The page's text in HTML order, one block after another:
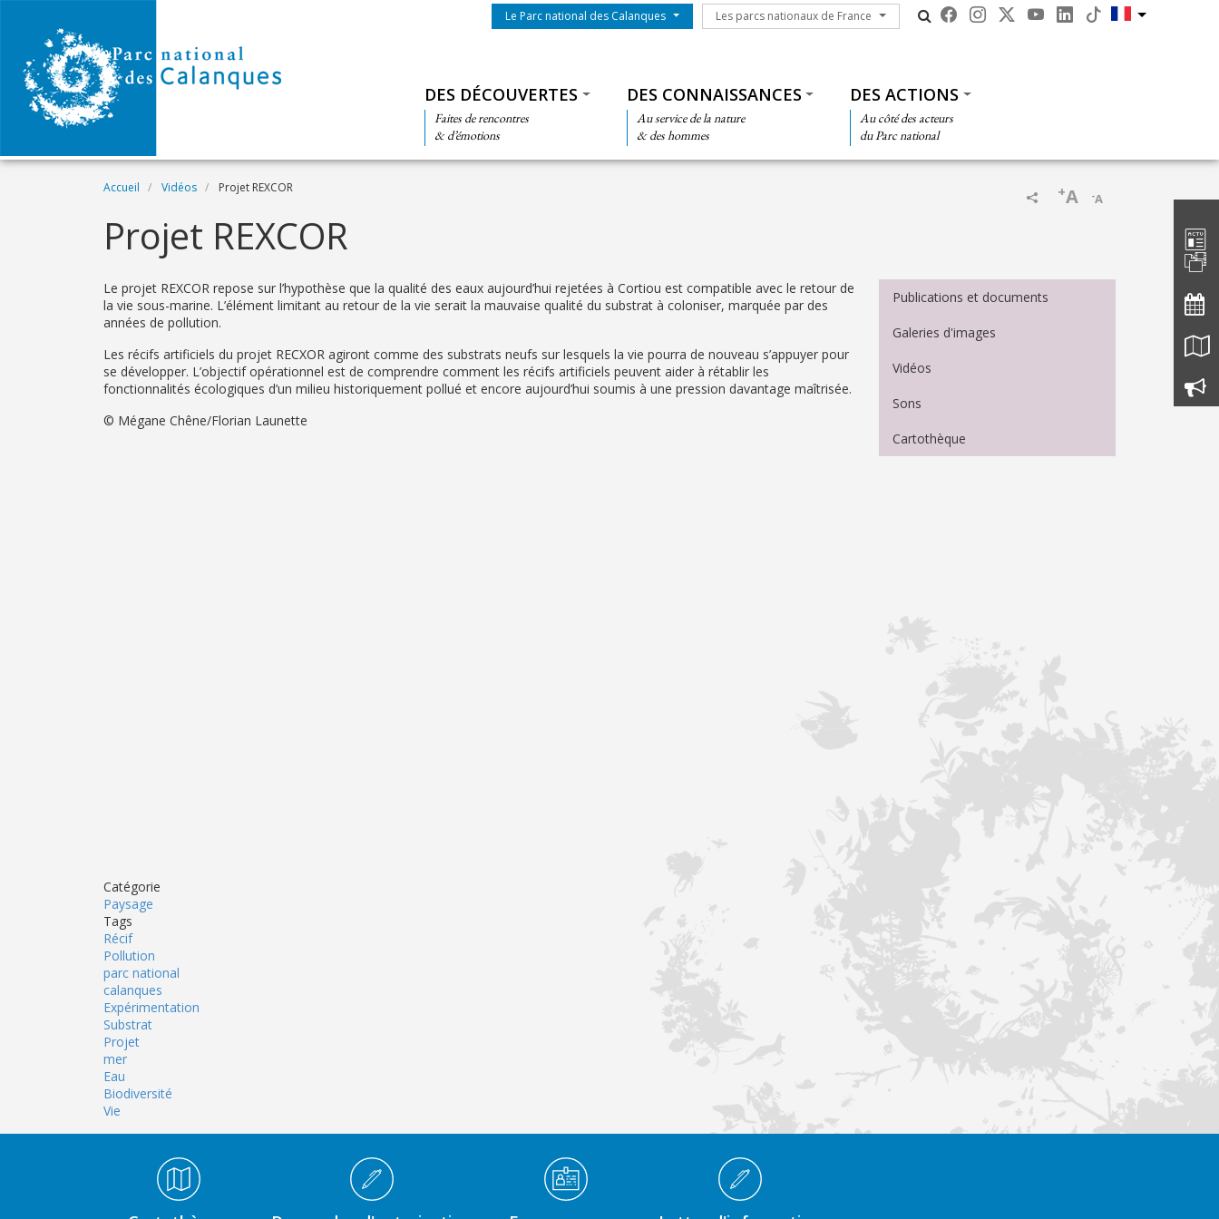
Menu du parc
Le Parc national des Calanques Les parcs nationaux de France
Les parcs nationaux de France
DES DÉCOUVERTES
Faites de rencontres
& d’émotions
DES CONNAISSANCES
Au service de la nature
& des hommes
DES ACTIONS
Au côté des acteurs
du Parc national
Fil d'Ariane
Accueil Vidéos Projet REXCOR
-A
+A
Name
Projet REXCOR
Description
Le projet REXCOR repose sur l’hypothèse que la qualité des eaux aujourd’hui rejetées à Cortiou est compatible avec le retour de
la vie sous-marine. L’élément limitant au retour de la vie serait la mauvaise qualité du substrat à coloniser, marquée par des
années de pollution.
Les récifs artificiels du projet RECXOR agiront comme des substrats neufs sur lesquels la vie pourra de nouveau s’appuyer pour
se développer. L’objectif opérationnel est de comprendre comment les récifs artificiels peuvent aider à rétablir les
fonctionnalités écologiques d’un milieu historiquement pollué et encore aujourd’hui soumis à une pression davantage maîtrisée.
© Mégane Chêne/Florian Launette
Catégorie
Paysage
Tags
Récif
Pollution
parc national
calanques
Expérimentation
Substrat
Projet
mer
Eau
Biodiversité
Vie
Menu Médiathèque
Publications et documents
Galeries d'images
Vidéos
Sons
Cartothèque
Médiathèque Footer